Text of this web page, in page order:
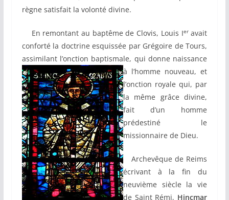
règne satisfait la volonté divine.
En remontant au baptême de Clovis, Louis Ieravait
conforté la doctrine esquissée par Grégoire de Tours,
assimilant l’onction baptismale, qui donne naissance
à l’homme nouveau, et
l’onction royale qui, par
la même grâce divine,
fait d’un homme
prédestiné le
missionnaire de Dieu.
Archevêque de Reims
écrivant à la fin du
neuvième siècle la vie
de Saint Rémi, Hincmar